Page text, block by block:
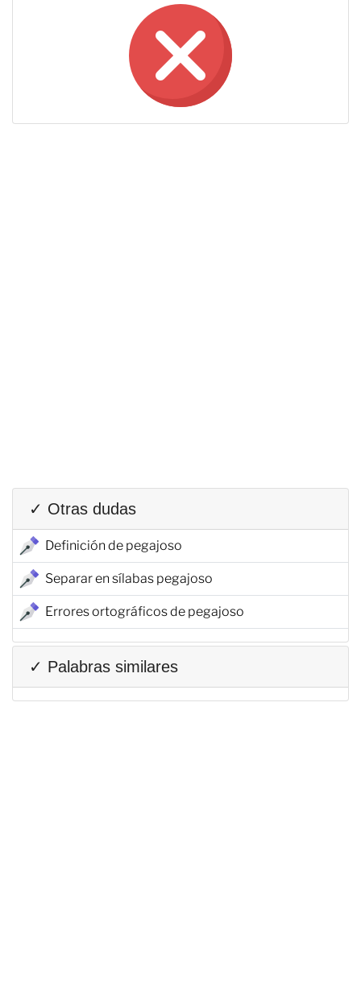
✓ Otras dudas
Definición de pegajoso
Separar en sílabas pegajoso
Errores ortográficos de pegajoso
✓ Palabras similares